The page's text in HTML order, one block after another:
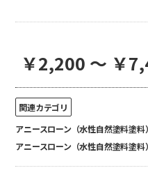
￥2,200 ～ ￥
関連カテゴリ
アニースローン（水性自然塗料塗料）
アニースローン（水性自然塗料塗料）